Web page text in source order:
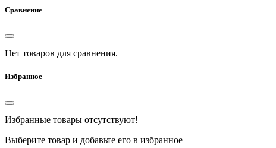
Сравнение
Нет товаров для сравнения.
Избранное
Избранные товары отсутствуют!
Выберите товар и добавьте его в избранное